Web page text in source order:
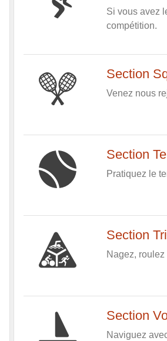
Si vous avez
compétition.
Section
Venez nous
Section
Pratiquez le
Section
Nagez,
Section
Naviguez